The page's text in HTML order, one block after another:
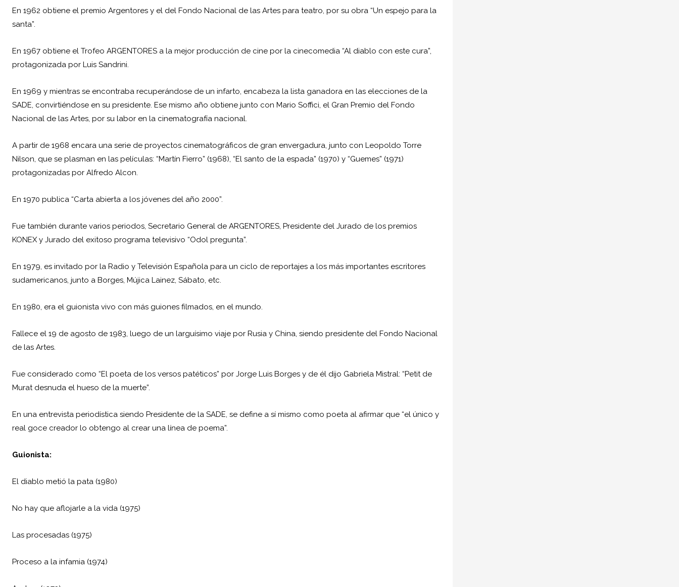
En 1962 obtiene el premio Argentores y el del Fondo Nacional de las Artes para teatro, por su obra “Un espejo para la
santa”.
En 1967 obtiene el Trofeo ARGENTORES a la mejor producción de cine por la cinecomedia “Al diablo con este cura”,
protagonizada por Luis Sandrini.
En 1969 y mientras se encontraba recuperándose de un infarto, encabeza la lista ganadora en las elecciones de la
SADE, convirtiéndose en su presidente. Ese mismo año obtiene junto con Mario Soffici, el Gran Premio del Fondo
Nacional de las Artes, por su labor en la cinematografía nacional.
A partir de 1968 encara una serie de proyectos cinematográficos de gran envergadura, junto con Leopoldo Torre
Nilson, que se plasman en las películas: “Martín Fierro” (1968), “El santo de la espada” (1970) y “Guemes” (1971)
protagonizadas por Alfredo Alcon.
En 1970 publica “Carta abierta a los jóvenes del año 2000”.
Fue también durante varios periodos, Secretario General de ARGENTORES, Presidente del Jurado de los premios
KONEX y Jurado del exitoso programa televisivo “Odol pregunta”.
En 1979, es invitado por la Radio y Televisión Española para un ciclo de reportajes a los más importantes escritores
sudamericanos, junto a Borges, Mújica Lainez, Sábato, etc.
En 1980, era el guionista vivo con más guiones filmados, en el mundo.
Fallece el 19 de agosto de 1983, luego de un larguísimo viaje por Rusia y China, siendo presidente del Fondo Nacional
de las Artes.
Fue considerado como “El poeta de los versos patéticos” por Jorge Luis Borges y de él dijo Gabriela Mistral: “Petit de
Murat desnuda el hueso de la muerte”.
En una entrevista periodística siendo Presidente de la SADE, se define a sí mismo como poeta al afirmar que “el único y
real goce creador lo obtengo al crear una línea de poema”.
Guionista:
El diablo metió la pata (1980)
No hay que aflojarle a la vida (1975)
Las procesadas (1975)
Proceso a la infamia (1974)